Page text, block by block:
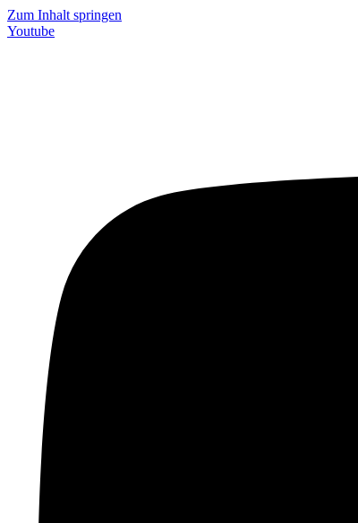
Zum Inhalt springen
Youtube